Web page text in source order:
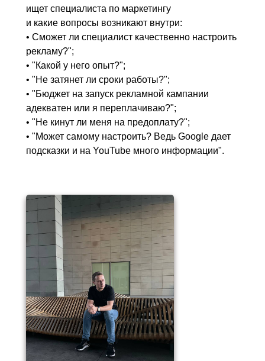
ищет специалиста по маркетингу
и какие вопросы возникают внутри:
• Сможет ли специалист качественно настроить
рекламу?";
• "Какой у него опыт?";
• "Не затянет ли сроки работы?";
• "Бюджет на запуск рекламной кампании
адекватен или я переплачиваю?";
• "Не кинут ли меня на предоплату?";
• "Может самому настроить? Ведь Google дает
подсказки и на YouTube много информации".